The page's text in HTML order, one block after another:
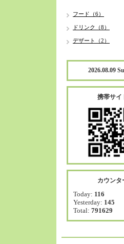
フード（6）
ドリンク（8）
デザート（2）
2026.08.09
携帯サイ
カウンタ
Today: 116
Yesterday: 145
Total: 791629